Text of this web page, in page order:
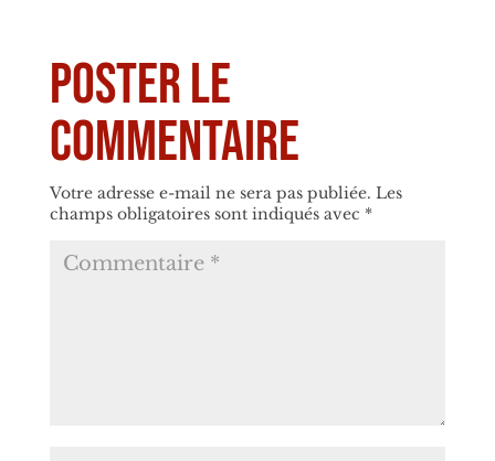
Poster le
commentaire
Votre adresse e-mail ne sera pas publiée. Les
champs obligatoires sont indiqués avec *